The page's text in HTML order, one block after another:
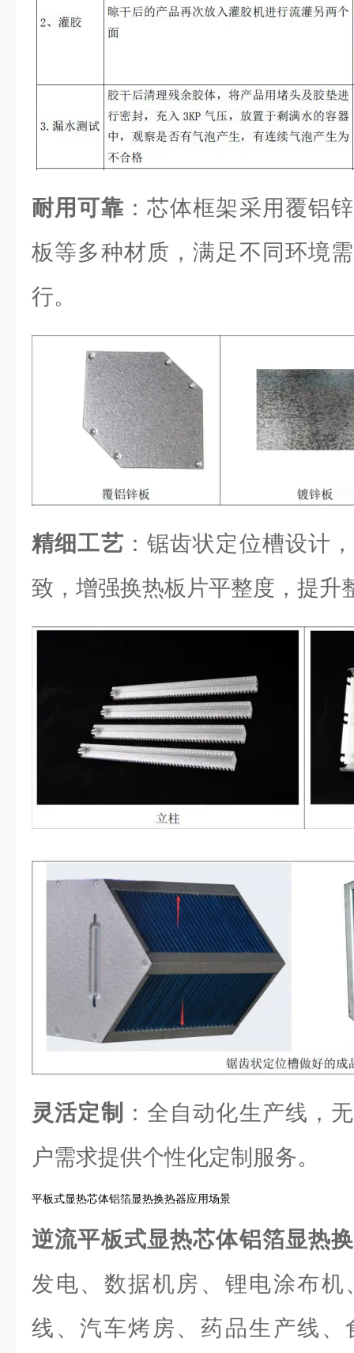
耐用可靠 ：芯体框架采用覆铝
板等多种材质，满足不同环境
行。
精细工艺 ：锯齿状定位槽设计
致，增强换热板片平整度，提升
灵活定制
：全自动化生产线，
户需求提供个性化定制服务。
平板式显热芯体铝箔显热换热器应用场景
逆流平板式显热芯体铝箔显热
发电、数据机房、锂电涂布
线、汽车烤房、药品生产线、